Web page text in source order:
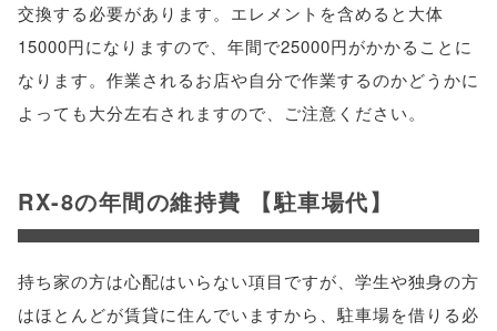
交換する必要があります。エレメントを含めると大体
15000円になりますので、年間で25000円がかかることに
なります。作業されるお店や自分で作業するのかどうかに
よっても大分左右されますので、ご注意ください。
RX-8の年間の維持費 【駐車場代】
持ち家の方は心配はいらない項目ですが、学生や独身の方
はほとんどが賃貸に住んでいますから、駐車場を借りる必